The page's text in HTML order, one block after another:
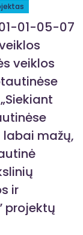
01-05-07
veiklos
mažų,
ir
projektų